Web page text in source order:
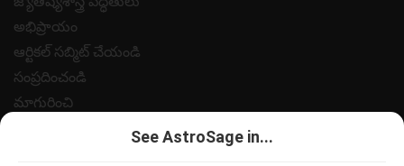
అభిప్రాయం
ఆర్టికల్ సబ్మిట్ చేయండి
సంప్రదించండి
మాగురించి
See AstroSage in...